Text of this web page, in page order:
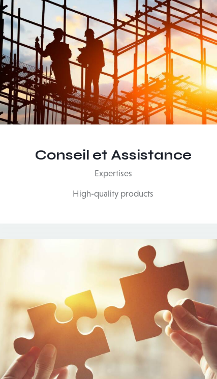
Conseil et Assistance
Expertises
High-quality products